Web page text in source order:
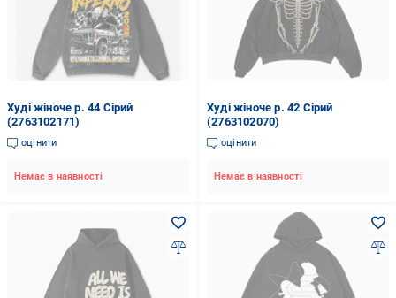
Худі жіноче р. 44 Сірий
(2763102171)
оцінити
Немає в наявності
Худі жіноче р. 42 Сірий
(2763102070)
оцінити
Немає в наявності